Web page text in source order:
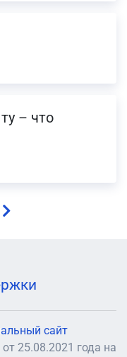
– что
сайт
25.08.2021 года на